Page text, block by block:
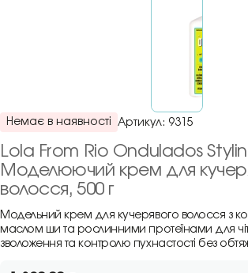
Немає в наявності Артикул: 9315
Lola From Rio Ondulados
Моделюючий крем для
волосся, 500 г
Модельний крем для кучерявого волосся з
маслом ши та рослинними протеїнами для
зволоження та контролю пухнастості без